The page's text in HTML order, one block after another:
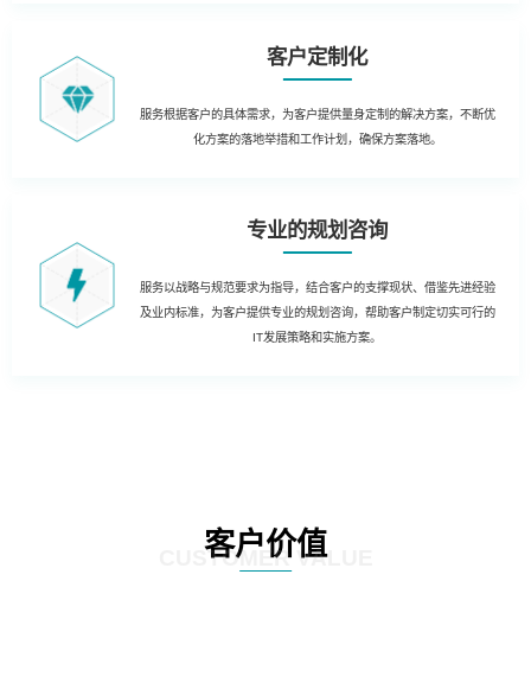
客户定制化
服务根据客户的具体需求，为客户提供量身定制的解决方案，不断优
化方案的落地举措和工作计划，确保方案落地。
专业的规划咨询
服务以战略与规范要求为指导，结合客户的支撑现状、借鉴先进经验
及业内标准，为客户提供专业的规划咨询，帮助客户制定切实可行的
IT发展策略和实施方案。
客户价值
CUSTOMER VALUE